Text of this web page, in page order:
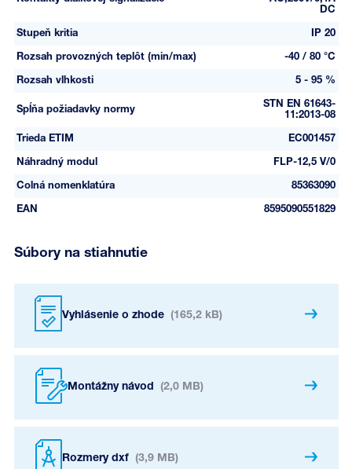
DC
Stupeň kritia IP 20
Rozsah provozných teplôt (min/max) -40 / 80 °C
Rozsah vlhkosti 5 - 95 %
Spĺňa požiadavky normy
STN EN 61643-
11:2013-08
Trieda ETIM EC001457
Náhradný modul FLP-12,5 V/0
Colná nomenklatúra 85363090
EAN 8595090551829
Súbory na stiahnutie
Vyhlásenie o zhode (165,2 kB)
Montážny návod (2,0 MB)
Rozmery dxf (3,9 MB)